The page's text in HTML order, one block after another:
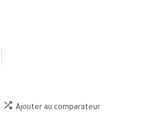
Ajouter au comparateur